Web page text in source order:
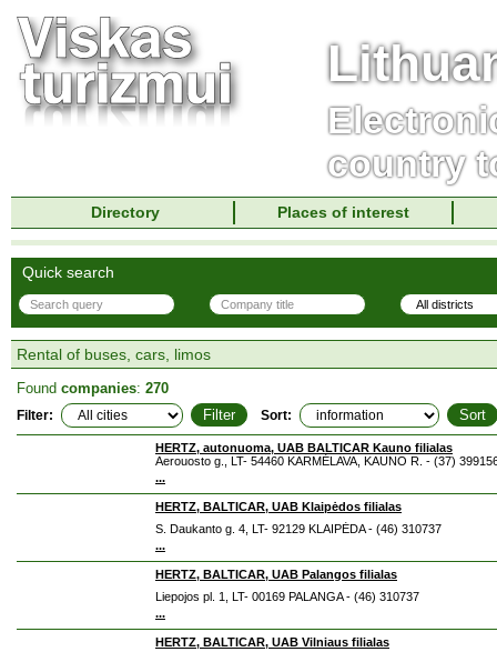
country
Directory Places of interest
Quick search
Rental of buses, cars, limos
Found companies: 270
Filter: Sort:
HERTZ, autonuoma, UAB BALTICAR Kauno filialas
Aerouosto g., LT- 54460 KARMĖLAVA, KAUNO R. - (37)
...
HERTZ, BALTICAR, UAB Klaipėdos filialas
S. Daukanto g. 4, LT- 92129 KLAIPĖDA - (46) 310737
...
HERTZ, BALTICAR, UAB Palangos filialas
Liepojos pl. 1, LT- 00169 PALANGA - (46) 310737
...
HERTZ, BALTICAR, UAB Vilniaus filialas